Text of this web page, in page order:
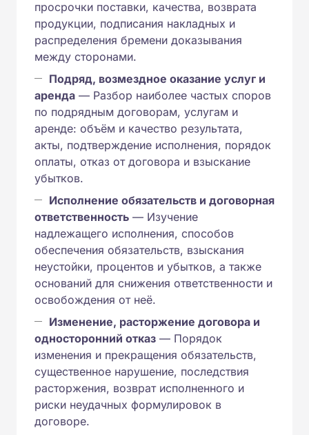
просрочки поставки, качества, возврата
продукции, подписания накладных и
распределения бремени доказывания
между сторонами.
Подряд, возмездное оказание услуг и
аренда — Разбор наиболее частых споров
по подрядным договорам, услугам и
аренде: объём и качество результата,
акты, подтверждение исполнения, порядок
оплаты, отказ от договора и взыскание
убытков.
Исполнение обязательств и договорная
ответственность — Изучение
надлежащего исполнения, способов
обеспечения обязательств, взыскания
неустойки, процентов и убытков, а также
оснований для снижения ответственности и
освобождения от неё.
Изменение, расторжение договора и
односторонний отказ — Порядок
изменения и прекращения обязательств,
существенное нарушение, последствия
расторжения, возврат исполненного и
риски неудачных формулировок в
договоре.